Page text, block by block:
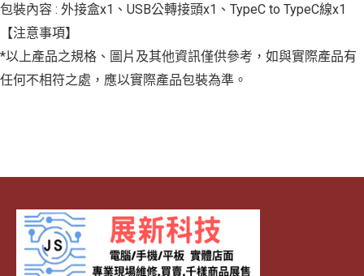
包裝內容 : 外接盒x1、USB公轉接頭x1、TypeC to TypeC線x1
【注意事項】
*以上產品之規格、圖片及其他資訊僅供參考，如與實際產品有
任何不相符之處，應以實際產品包裝為準。